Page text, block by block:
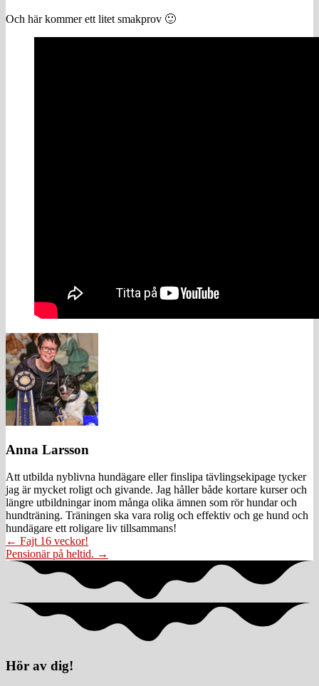
Och här kommer ett litet smakprov 🙂
Anna Larsson
Att utbilda nyblivna hundägare eller finslipa tävlingsekipage tycker
jag är mycket roligt och givande. Jag håller både kortare kurser och
längre utbildningar inom många olika ämnen som rör hundar och
hundträning. Träningen ska vara rolig och effektiv och ge hund och
hundägare ett roligare liv tillsammans!
Posts
navigation
← Fajt 16 veckor!
Pensionär på heltid. →
Hör av dig!